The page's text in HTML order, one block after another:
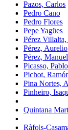
Pazos, Carlos
Pedro Cano
Pedro Flores
Pepe Yagües
Pérez
Pérez, Aurelio
Pérez, Manuel
Picasso, Pablo
Pichot,
Pina Nortes,
Pinheiro,
Quintana
Ràfols-